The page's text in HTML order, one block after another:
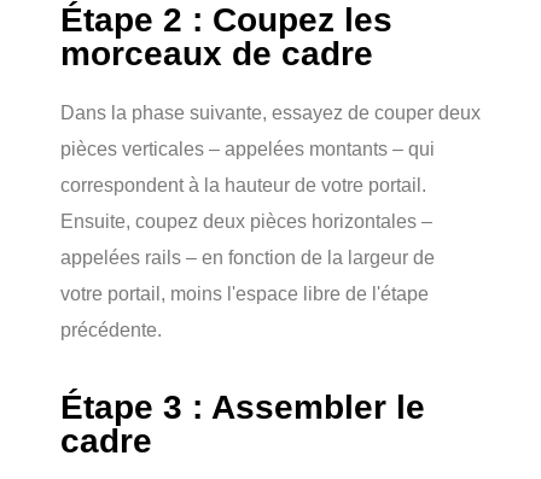
Étape 2 : Coupez les
morceaux de cadre
Dans la phase suivante, essayez de couper deux
pièces verticales – appelées montants – qui
correspondent à la hauteur de votre portail.
Ensuite, coupez deux pièces horizontales –
appelées rails – en fonction de la largeur de
votre portail, moins l'espace libre de l'étape
précédente.
Étape 3 : Assembler le
cadre